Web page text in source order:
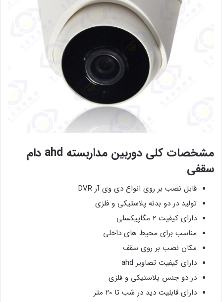
مشخصات کلی دوربین مداربسته ahd دام
سقفی
قابل نصب بر روی انواع دی وی آر DVR
تولید در دو بدنه پلاستیکی و فلزی
دارای کیفیت 2 مگاپیکسلی
مناسب برای محیط های داخلی
مکان نصب بر روی سقف
دارای کیفیت تصاویر ahd
در دو جنس پلاستیکی و فلزی
دارای قابلیت دید در شب تا 20 متر